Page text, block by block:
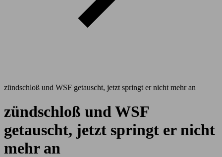
zündschloß und WSF getauscht, jetzt springt er nicht mehr an
zündschloß und WSF
getauscht, jetzt springt er nicht
mehr an